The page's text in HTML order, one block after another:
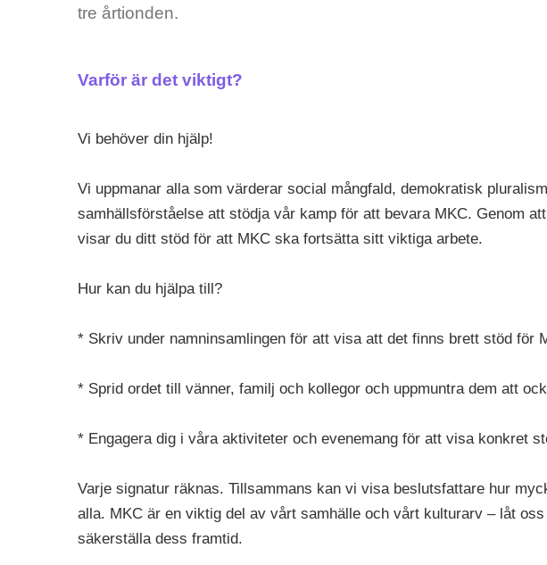
tre årtionden.
Varför är det viktigt?
Vi behöver din hjälp!
Vi uppmanar alla som värderar social mångfald, demokratisk
samhällsförståelse att stödja vår kamp för att bevara MKC. Genom
visar du ditt stöd för att MKC ska fortsätta sitt viktiga arbete.
Hur kan du hjälpa till?
* Skriv under namninsamlingen för att visa att det finns brett stöd för
* Sprid ordet till vänner, familj och kollegor och uppmuntra dem att
* Engagera dig i våra aktiviteter och evenemang för att visa konkret
Varje signatur räknas. Tillsammans kan vi visa beslutsfattare hur
alla. MKC är en viktig del av vårt samhälle och vårt kulturarv – låt
säkerställa dess framtid.